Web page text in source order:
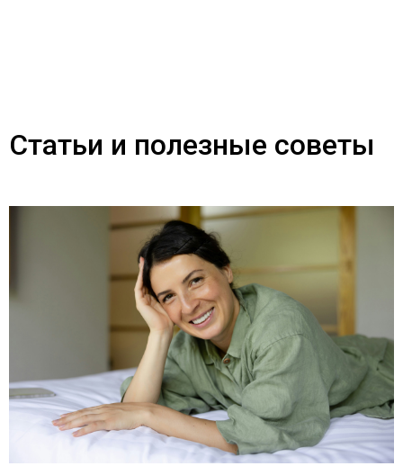
Статьи и полезные советы